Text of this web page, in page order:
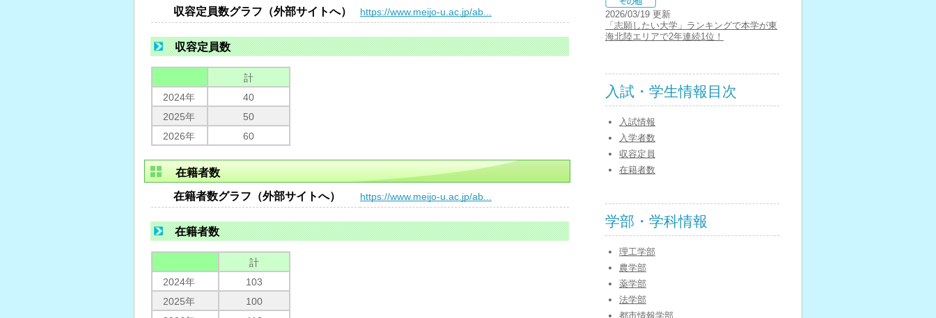
収容定員数グラフ（外部サイトへ）
https://www.meijo-u.ac.jp/ab...
収容定員数
計
2024年
40
2025年
50
2026年
60
在籍者数
在籍者数グラフ（外部サイトへ）
https://www.meijo-u.ac.jp/ab...
在籍者数
計
2024年
103
2025年
100
2026/03/19 更新
「志願したい大学」ランキングで本学が東
海北陸エリアで2年連続1位！
入試・学生情報目次
入試情報
入学者数
収容定員
在籍者数
学部・学科情報
理工学部
農学部
薬学部
法学部
都市情報学部